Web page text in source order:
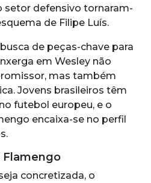
setor defensivo tornaram-
de Filipe Luís.
de peças-chave para
em Wesley não
mas também
Jovens brasileiros têm
futebol europeu, e o
encaixa-se no perfil
Flamengo
concretizada, o